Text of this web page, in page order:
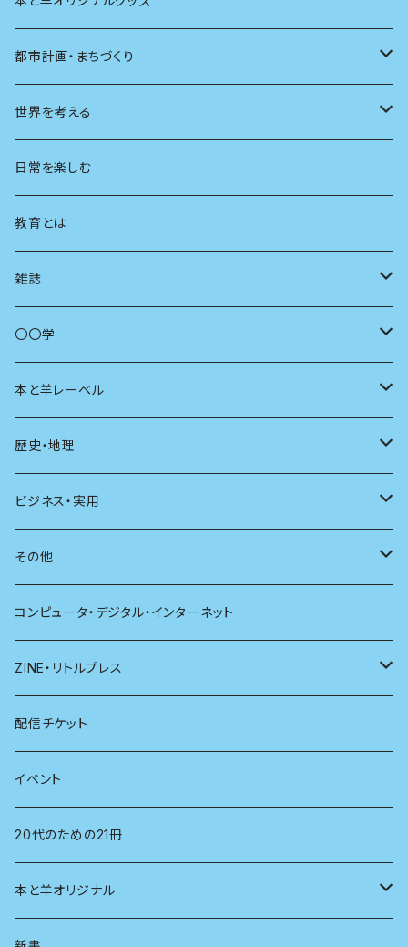
都市計画・まちづくり
都市
地方
まちづくり
コミュニティ
商いとは
世界を考える
思想
日常を楽しむ
教育とは
雑誌
母の友
ユリイカ
現代思想
新潮
別冊太陽
〇〇学
動物
自然
科学
社会
哲学
医学
看護学
心理学
経営学
言語学
法律
本と羊レーベル
電子版（EPub）
電子版（PDF）
歴史・地理
歴史
地理
ビジネス・実用
雷鳥社辞典シリーズ
その他
珈琲
雑貨
コンピュータ・デジタル・インターネット
ZINE・リトルプレス
電子版（EPub）
電子版（PDF）
配信チケット
イベント
20代のための21冊
本と羊オリジナル